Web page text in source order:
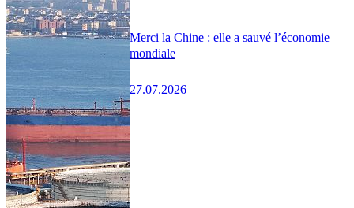
Merci la Chine : elle a sauvé l’économie
mondiale
27.07.2026